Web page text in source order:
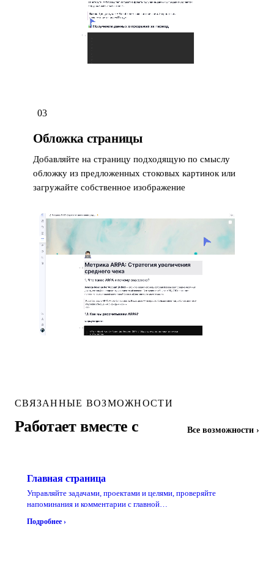
03
Обложка страницы
Добавляйте на страницу подходящую по смыслу
обложку из предложенных стоковых картинок или
загружайте собственное изображение
СВЯЗАННЫЕ ВОЗМОЖНОСТИ
Работает вместе с Все возможности ›
Главная страница
Управляйте задачами, проектами и целями, проверяйте
напоминания и комментарии с главной…
Подробнее ›